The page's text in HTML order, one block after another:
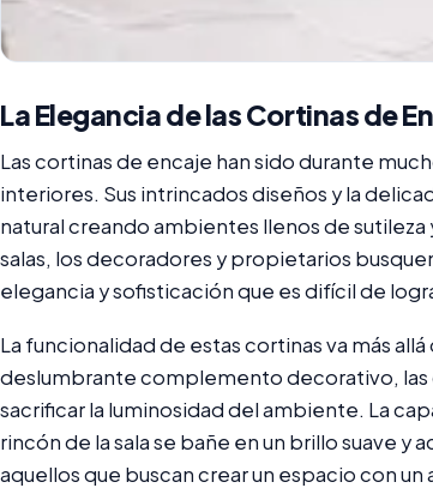
La Elegancia de las Cortinas de
Las cortinas de encaje han sido durante
interiores. Sus intrincados diseños y la
natural creando ambientes llenos de
salas, los decoradores y propietarios
elegancia y sofisticación que es difícil de
La funcionalidad de estas cortinas va más
deslumbrante complemento decorativo,
sacrificar la luminosidad del ambiente. La
rincón de la sala se bañe en un brillo suave y
aquellos que buscan crear un espacio con